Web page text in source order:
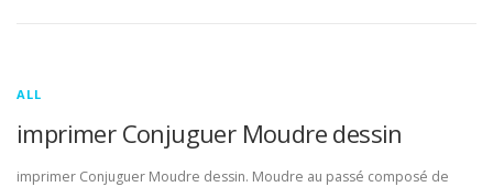
ALL
imprimer Conjuguer Moudre dessin
imprimer Conjuguer Moudre dessin. Moudre au passé composé de